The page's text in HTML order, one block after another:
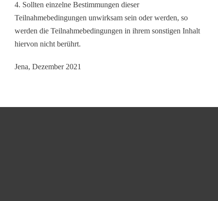
4. Sollten einzelne Bestimmungen dieser
Teilnahmebedingungen unwirksam sein oder werden, so
werden die Teilnahmebedingungen in ihrem sonstigen Inhalt
hiervon nicht berührt.
Jena, Dezember 2021